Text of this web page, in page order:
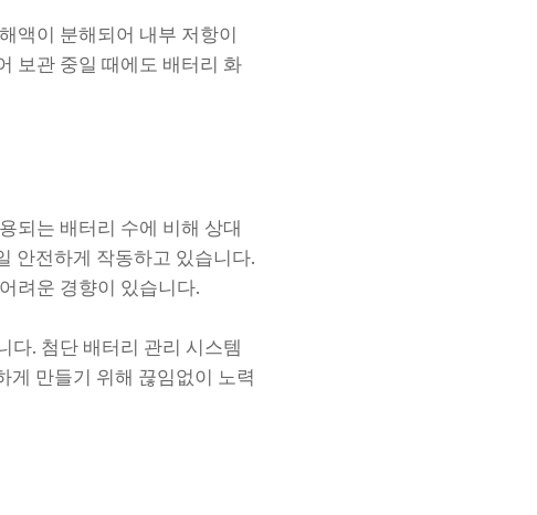
액이 분해되어 내부 저항이
보관 중일 때에도 배터리 화
되는 배터리 수에 비해 상대
안전하게 작동하고 있습니다.
려운 경향이 있습니다.
다. 첨단 배터리 관리 시스템
게 만들기 위해 끊임없이 노력